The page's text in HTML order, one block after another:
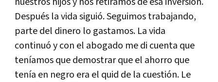
Después la vida siguió. Seguimos trabajando,
parte del dinero lo gastamos. La vida
continuó y con el abogado me di cuenta que
teníamos que demostrar que el ahorro que
tenía en negro era el quid de la cuestión. Le